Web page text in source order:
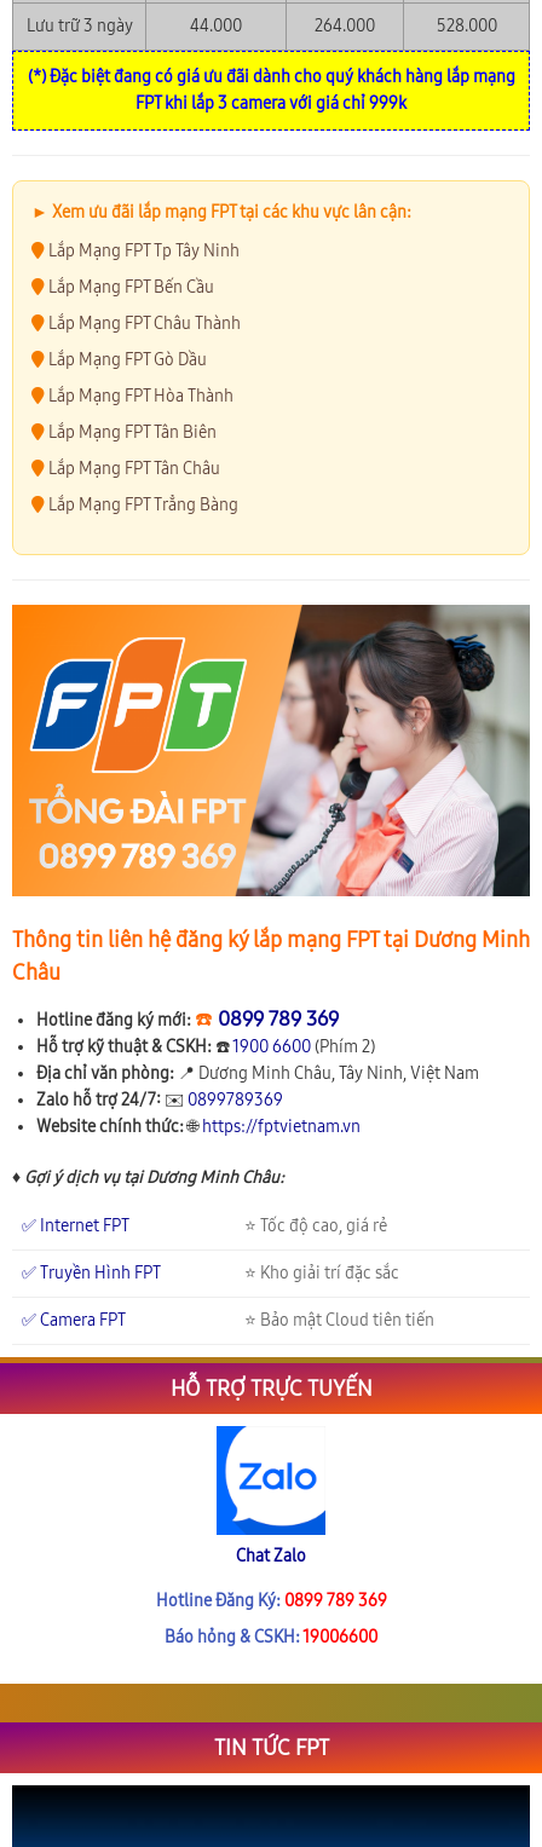
Lưu trữ 3 ngày 44.000 264.000 528.000
(*) Đặc biệt đang có giá ưu đãi dành cho quý khách hàng lắp mạng
FPT khi lắp 3 camera với giá chỉ 999k
► Xem ưu đãi lắp mạng FPT tại các khu vực lân cận:
Lắp Mạng FPT Tp Tây Ninh
Lắp Mạng FPT Bến Cầu
Lắp Mạng FPT Châu Thành
Lắp Mạng FPT Gò Dầu
Lắp Mạng FPT Hòa Thành
Lắp Mạng FPT Tân Biên
Lắp Mạng FPT Tân Châu
Lắp Mạng FPT Trẳng Bàng
Thông tin liên hệ đăng ký lắp mạng FPT tại Dương Minh
Châu
Hotline đăng ký mới: ☎️ 0899 789 369
Hỗ trợ kỹ thuật & CSKH: ☎️1900 6600 (Phím 2)
Địa chỉ văn phòng: 📍 Dương Minh Châu, Tây Ninh, Việt Nam
Zalo hỗ trợ 24/7: ✉️ 0899789369
Website chính thức:🌐 https://fptvietnam.vn
♦ Gợi ý dịch vụ tại Dương Minh Châu:
✅ Internet FPT ⭐ Tốc độ cao, giá rẻ
✅ Truyền Hình FPT ⭐ Kho giải trí đặc sắc
✅ Camera FPT ⭐ Bảo mật Cloud tiên tiến
HỖ TRỢ TRỰC TUYẾN
Chat Zalo
Hotline Đăng Ký: 0899 789 369
Báo hỏng & CSKH:19006600
TIN TỨC FPT